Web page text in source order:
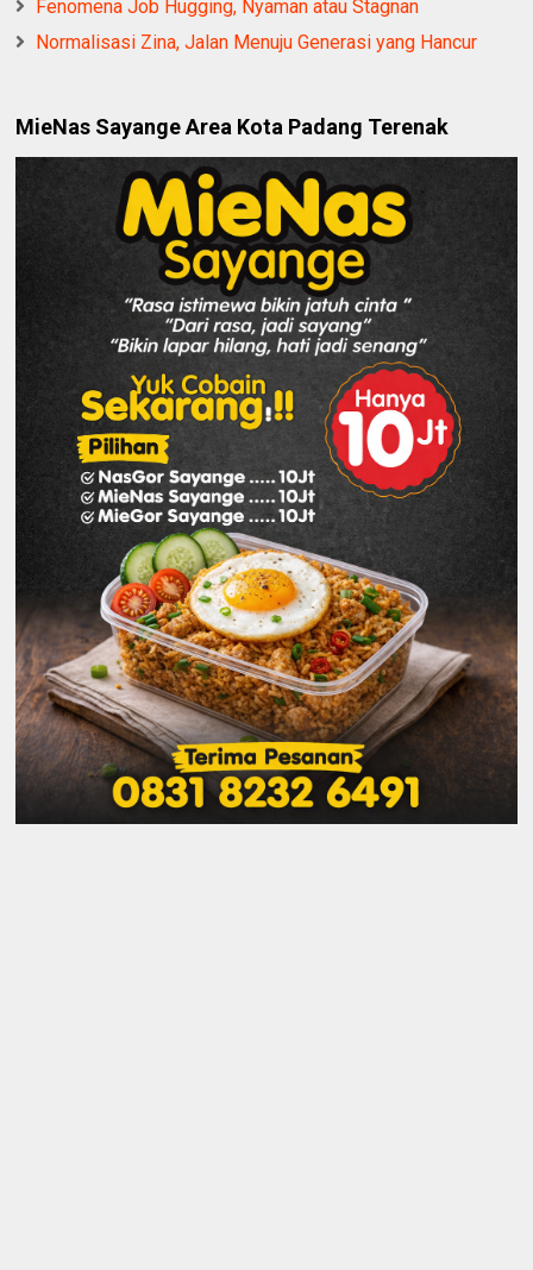
Fenomena Job Hugging, Nyaman atau Stagnan
Normalisasi Zina, Jalan Menuju Generasi yang Hancur
MieNas Sayange Area Kota Padang Terenak